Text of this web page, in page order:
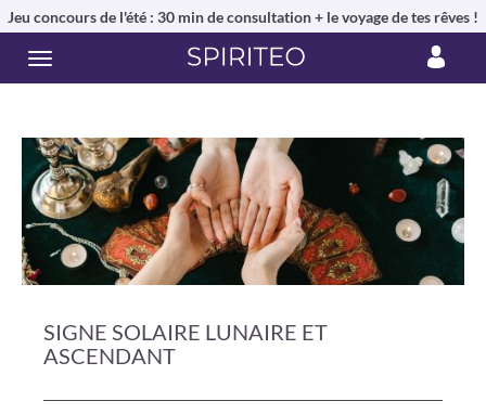
Jeu concours de l'été : 30 min de consultation + le voyage de tes rêves !
SIGNE SOLAIRE LUNAIRE ET
ASCENDANT